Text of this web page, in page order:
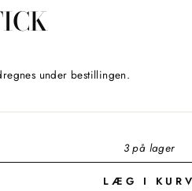
under bestillingen.
3 på lager
LÆG I KURV